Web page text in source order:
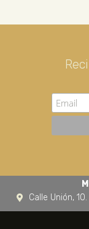
Calle Unión,